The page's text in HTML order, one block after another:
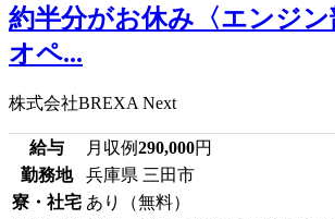
約半分がお休み〈エンジ
オペ...
株式会社BREXA Next
給与 月収例290,000円
勤務地
兵庫県 三田市
寮・社宅 あり（無料）